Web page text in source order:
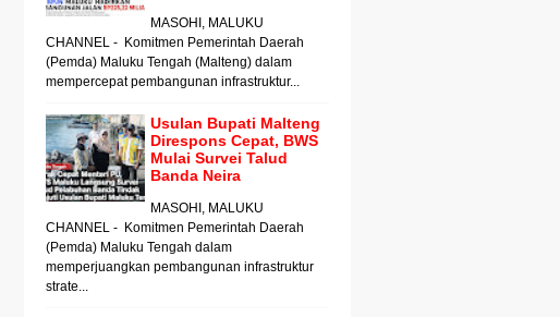
MASOHI, MALUKU
CHANNEL - Komitmen Pemerintah Daerah
(Pemda) Maluku Tengah (Malteng) dalam
mempercepat pembangunan infrastruktur...
Usulan Bupati Malteng
Direspons Cepat, BWS
Mulai Survei Talud
Banda Neira
MASOHI, MALUKU
CHANNEL - Komitmen Pemerintah Daerah
(Pemda) Maluku Tengah dalam
memperjuangkan pembangunan infrastruktur
strate...